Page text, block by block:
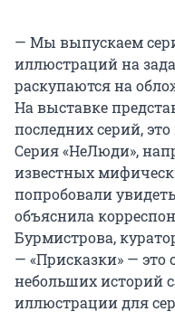
— Мы выпускаем
иллюстраций на
раскупаются на
На выставке
последних серий,
Серия «НеЛюди»,
известных
попробовали
объяснила
Бурмистрова,
— «Присказки» —
небольших историй
иллюстрации для